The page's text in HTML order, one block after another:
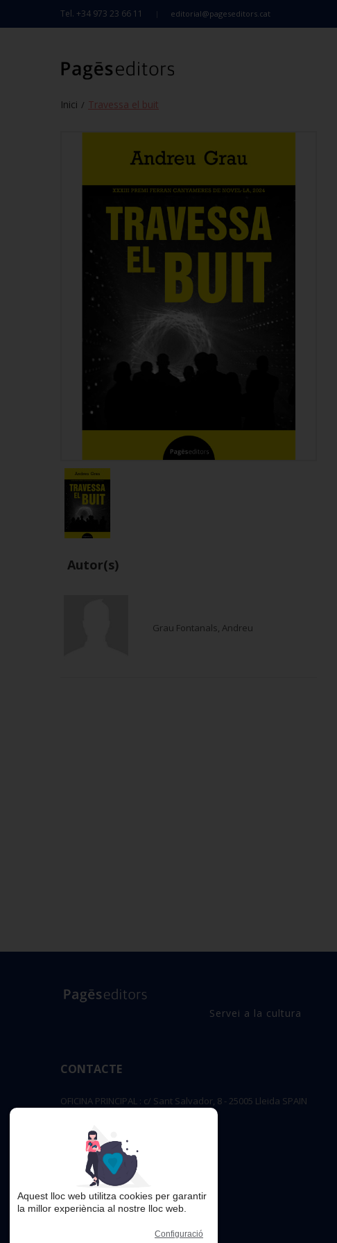
Tel. +34 973 23 66 11 editorial@pageseditors.cat
Inici / Travessa el buit
Autor(s)
Grau Fontanals, Andreu
Servei a la cultura
CONTACTE
OFICINA PRINCIPAL : c/ Sant Salvador, 8 - 25005 Lleida SPAIN
editorial@pageseditors.cat
Telèfon: 973 23 66 11
pageseditors.cat
Aquest lloc web utilitza cookies per garantir
la millor experiència al nostre lloc web.
Configuració